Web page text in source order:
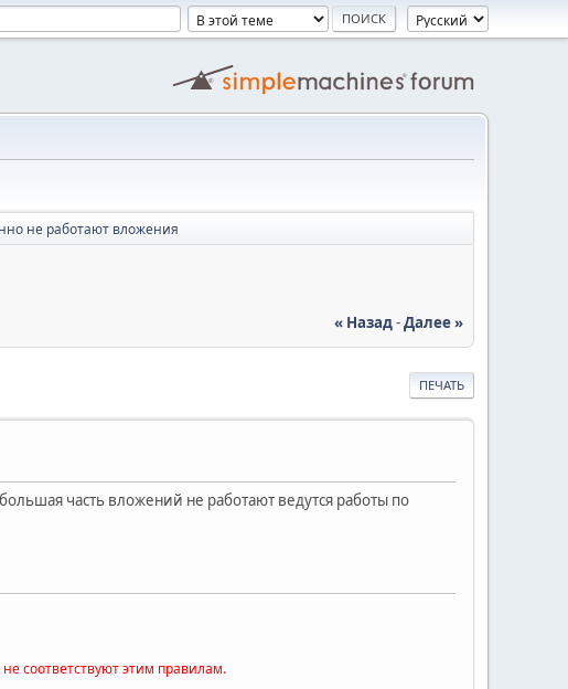
не работают вложения
« Назад-Далее »
ПЕЧАТЬ
часть вложений не работают ведутся работы по
соответствуют этим правилам.